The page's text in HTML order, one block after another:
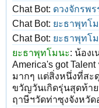
Chat Bot: ดวงจักรพร
Chat Bot: ยะธาพุทโ
Chat Bot: ยะธาพุทโ
ยะธาพุทโมนะ: น้องเ
America's got
มากๆ แต่สิ่งหนึ่งที่สะ
ขวัญวันเกิดรุ่นสุดท้า
ฤาษีฯวัดท่าซุงจังหวั